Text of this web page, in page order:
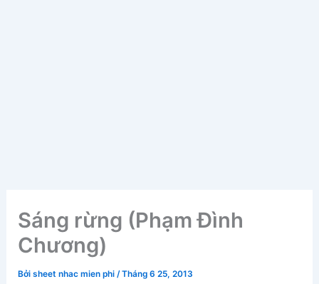
Sáng rừng (Phạm Đình
Chương)
Bởisheet nhac mien phi/Tháng 6 25, 2013